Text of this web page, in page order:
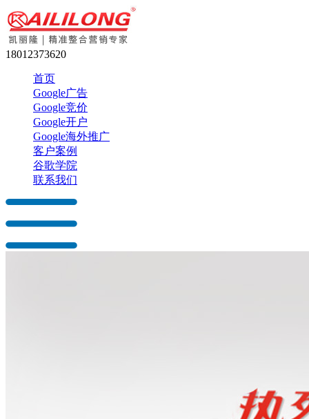
18012373620
首页
Google广告
Google竞价
Google开户
Google海外推广
客户案例
谷歌学院
联系我们